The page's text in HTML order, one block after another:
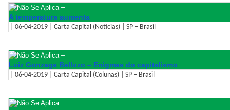
–
A temperatura aumenta
| 06-04-2019 | Carta Capital (Notícias) | SP – Brasil
–
Luiz Gonzaga Belluzo – Enigmas do capitalismo
| 06-04-2019 | Carta Capital (Colunas) | SP – Brasil
–